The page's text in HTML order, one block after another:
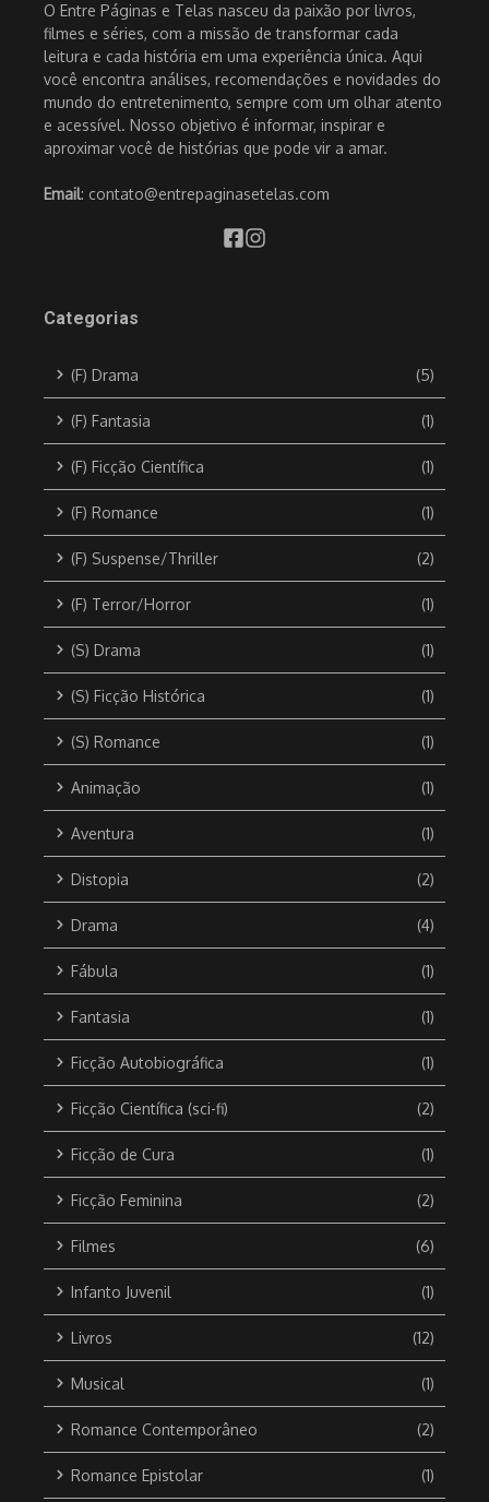
O Entre Páginas e Telas nasceu da paixão por livros,
filmes e séries, com a missão de transformar cada
leitura e cada história em uma experiência única. Aqui
você encontra análises, recomendações e novidades do
mundo do entretenimento, sempre com um olhar atento
e acessível. Nosso objetivo é informar, inspirar e
aproximar você de histórias que pode vir a amar.
Email: contato@entrepaginasetelas.com
Categorias
(F) Drama (5)
(F) Fantasia (1)
(F) Ficção Científica (1)
(F) Romance (1)
(F) Suspense/Thriller (2)
(F) Terror/Horror (1)
(S) Drama (1)
(S) Ficção Histórica (1)
(S) Romance (1)
Animação (1)
Aventura (1)
Distopia (2)
Drama (4)
Fábula (1)
Fantasia (1)
Ficção Autobiográfica (1)
Ficção Científica (sci-fi) (2)
Ficção de Cura (1)
Ficção Feminina (2)
Filmes (6)
Infanto Juvenil (1)
Livros (12)
Musical (1)
Romance Contemporâneo (2)
Romance Epistolar (1)